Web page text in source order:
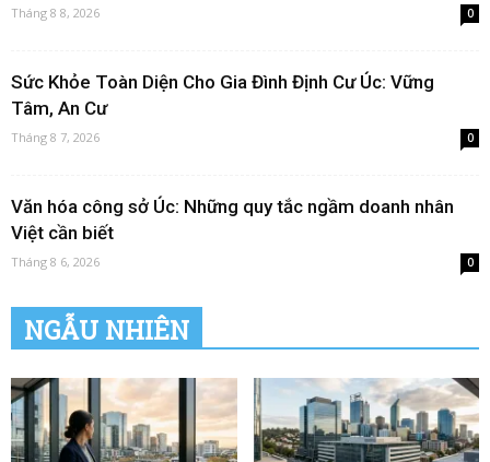
Tháng 8 8, 2026 0
Sức Khỏe Toàn Diện Cho Gia Đình Định Cư Úc: Vững
Tâm, An Cư
Tháng 8 7, 2026 0
Văn hóa công sở Úc: Những quy tắc ngầm doanh nhân
Việt cần biết
Tháng 8 6, 2026 0
NGẪU NHIÊN